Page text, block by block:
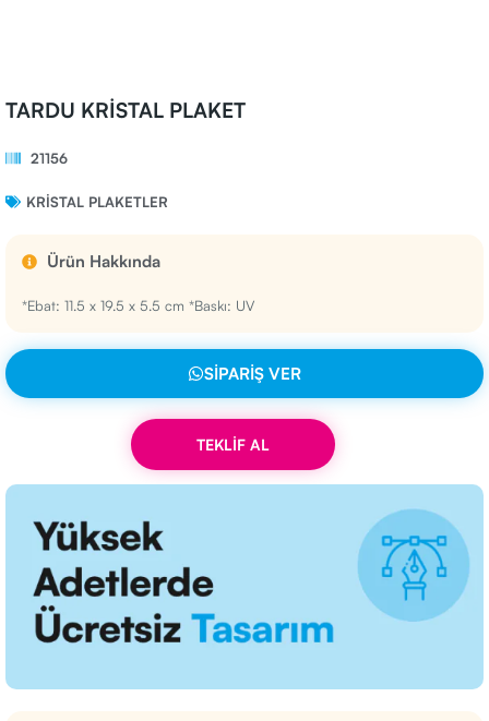
TARDU KRİSTAL PLAKET
21156
KRISTAL PLAKETLER
Ürün Hakkında
*Ebat: 11.5 x 19.5 x 5.5 cm *Baskı: UV
SIPARIŞ VER
TEKLİF AL